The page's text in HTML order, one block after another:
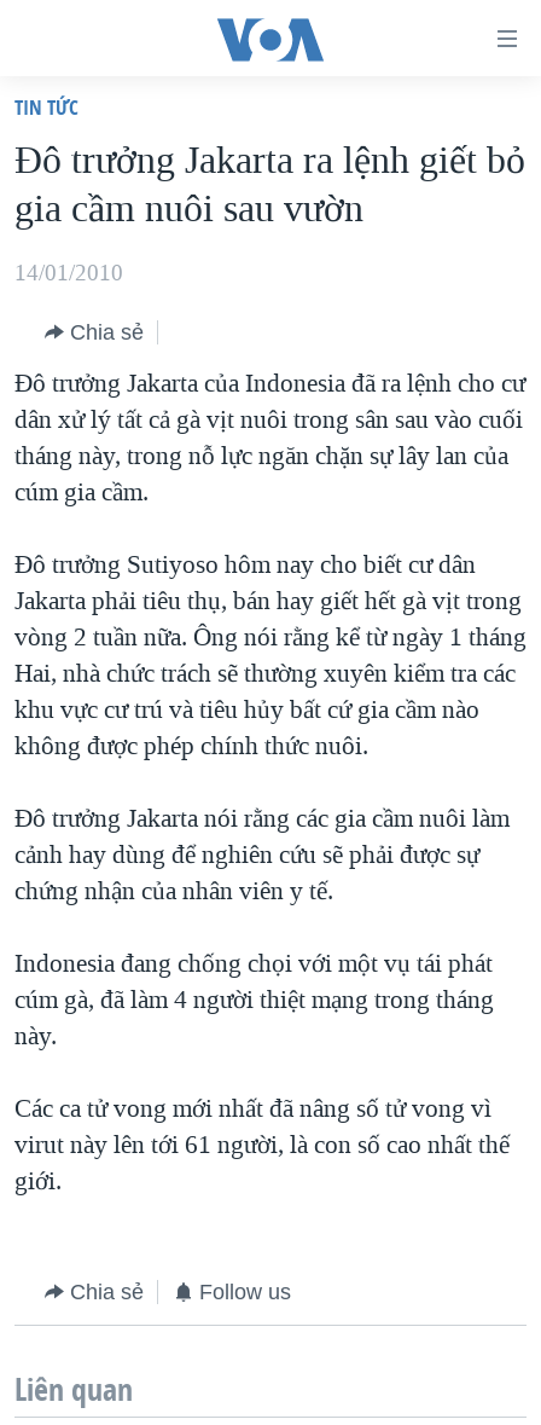
truy
cập
Tới
dung
chính
điều
hướng
chính
Đi
"Tìm"
VIỆT NAM
HOA KỲ
BIỂN ĐÔNG
BLOG
DIỄN ĐÀN
MỤC
TỰ DO BÁO CHÍ
NGƯỜI VIỆT HẢI NGOẠI
ĐỜI SỐNG
KINH TẾ
SỨC KHOẺ
THỂ THAO
GIÁO DỤC
CHUYÊN ĐỀ
HÀNH TRÌNH BẦU CỬ 2024
MỘT NĂM CHIẾN TRANH TẠI DẢI GAZA
GIẢI MÃ VÀNH ĐAI & CON ĐƯỜNG
NGÀY TỊ NẠN THẾ GIỚI
TRỊNH VĨNH BÌNH - NGƯỜI HẠ 'BÊN THẮNG CUỘC'
GROUND ZERO – XƯA VÀ NAY
CHI PHÍ CHIẾN TRANH AFGHANISTAN
CÁC GIÁ TRỊ CỘNG HÒA Ở VIỆT NAM
TRỊNH VĨNH BÌNH VS. CHÍNH PHỦ VIỆT NAM
QUAN HỆ VIỆT MỸ
VIDEO
NGHE
MẠNG XÃ HỘI
TIN TỨC
Đô trưởng Jakarta ra lệnh giết bỏ
gia cầm nuôi sau vườn
14/01/2010
Chia sẻ
Đô trưởng Jakarta của Indonesia đã ra lệnh cho cư
dân xử lý tất cả gà vịt nuôi trong sân sau vào cuối
tháng này, trong nỗ lực ngăn chặn sự lây lan của
cúm gia cầm.
Đô trưởng Sutiyoso hôm nay cho biết cư dân
Jakarta phải tiêu thụ, bán hay giết hết gà vịt trong
vòng 2 tuần nữa. Ông nói rằng kể từ ngày 1 tháng
Hai, nhà chức trách sẽ thường xuyên kiểm tra các
khu vực cư trú và tiêu hủy bất cứ gia cầm nào
không được phép chính thức nuôi.
Đô trưởng Jakarta nói rằng các gia cầm nuôi làm
cảnh hay dùng để nghiên cứu sẽ phải được sự
chứng nhận của nhân viên y tế.
Indonesia đang chống chọi với một vụ tái phát
cúm gà, đã làm 4 người thiệt mạng trong tháng
này.
Các ca tử vong mới nhất đã nâng số tử vong vì
virut này lên tới 61 người, là con số cao nhất thế
giới.
Chia sẻ Follow us
Liên quan